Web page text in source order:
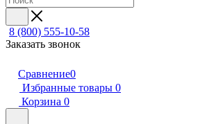
8 (800) 555-10-58
Заказать звонок
Сравнение0
Избранные товары 0
Корзина 0